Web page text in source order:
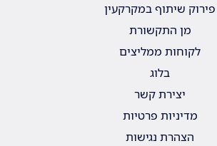
פירוק שיתוף במקרקעין
מן התקשורת
לקוחות ממליצים
בלוג
יצירת קשר
מדיניות פרטיות
הצהרת נגישות